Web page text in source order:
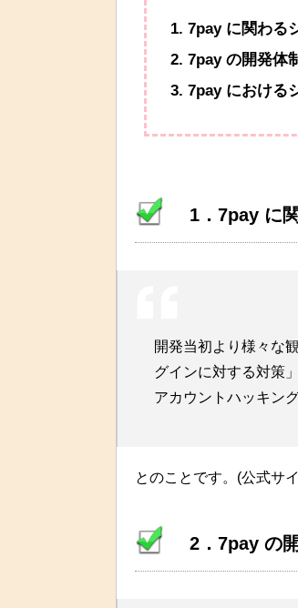
7pay に関わる
7pay の開発体
7pay における
1．7pay に
開発当初より様々な
グインに対する対策
アカウントハッキン
とのことです。(公式サ
2．7pay の